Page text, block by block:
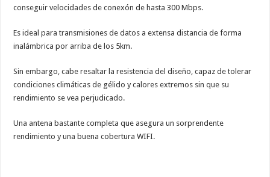
conseguir velocidades de conexón de hasta 300 Mbps.
Es ideal para transmisiones de datos a extensa distancia de forma
inalámbrica por arriba de los 5km.
Sin embargo, cabe resaltar la resistencia del diseño, capaz de tolerar
condiciones climáticas de gélido y calores extremos sin que su
rendimiento se vea perjudicado.
Una antena bastante completa que asegura un sorprendente
rendimiento y una buena cobertura WIFI.